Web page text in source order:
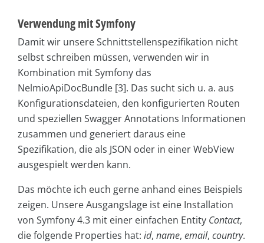
Verwendung mit Symfony
Damit wir unsere Schnittstellenspezifikation nicht
selbst schreiben müssen, verwenden wir in
Kombination mit Symfony das
NelmioApiDocBundle [3]. Das sucht sich u. a. aus
Konfigurationsdateien, den konfigurierten Routen
und speziellen Swagger Annotations Informationen
zusammen und generiert daraus eine
Spezifikation, die als JSON oder in einer WebView
ausgespielt werden kann.
Das möchte ich euch gerne anhand eines Beispiels
zeigen. Unsere Ausgangslage ist eine Installation
von Symfony 4.3 mit einer einfachen Entity Contact,
die folgende Properties hat: id, name, email, country.